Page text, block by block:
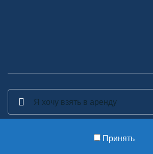
Принять